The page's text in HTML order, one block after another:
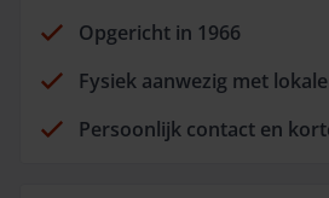
Opgericht in 1966
Fysiek aanwezig met
Persoonlijk contact en